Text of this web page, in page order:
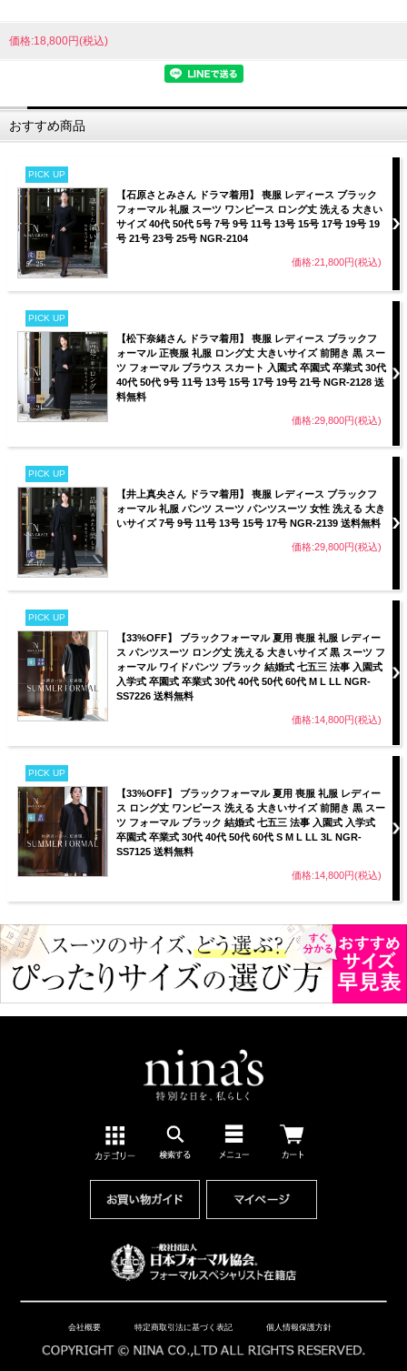
価格:18,800円(税込)
おすすめ商品
PICK UP
【石原さとみさん ドラマ着用】 喪服 レディース ブラック
フォーマル 礼服 スーツ ワンピース ロング丈 洗える 大きい
サイズ 40代 50代 5号 7号 9号 11号 13号 15号 17号 19号 19
号 21号 23号 25号 NGR-2104
価格:21,800円(税込)
PICK UP
【松下奈緒さん ドラマ着用】 喪服 レディース ブラックフ
ォーマル 正喪服 礼服 ロング丈 大きいサイズ 前開き 黒 スー
ツ フォーマル ブラウス スカート 入園式 卒園式 卒業式 30代
40代 50代 9号 11号 13号 15号 17号 19号 21号 NGR-2128 送
料無料
価格:29,800円(税込)
PICK UP
【井上真央さん ドラマ着用】 喪服 レディース ブラックフ
ォーマル 礼服 パンツ スーツ パンツスーツ 女性 洗える 大き
いサイズ 7号 9号 11号 13号 15号 17号 NGR-2139 送料無料
価格:29,800円(税込)
PICK UP
【33%OFF】 ブラックフォーマル 夏用 喪服 礼服 レディー
ス パンツスーツ ロング丈 洗える 大きいサイズ 黒 スーツ フ
ォーマル ワイドパンツ ブラック 結婚式 七五三 法事 入園式
入学式 卒園式 卒業式 30代 40代 50代 60代 M L LL NGR-
SS7226 送料無料
価格:14,800円(税込)
PICK UP
【33%OFF】 ブラックフォーマル 夏用 喪服 礼服 レディー
ス ロング丈 ワンピース 洗える 大きいサイズ 前開き 黒 スー
ツ フォーマル ブラック 結婚式 七五三 法事 入園式 入学式
卒園式 卒業式 30代 40代 50代 60代 S M L LL 3L NGR-
SS7125 送料無料
価格:14,800円(税込)
会社概要 特定商取引法に基づく表記 個人情報保護方針